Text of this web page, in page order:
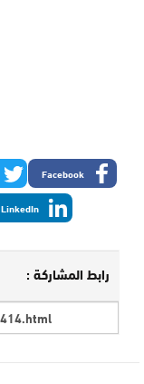
Facebook
LinkedIn
رابط المشاركة :